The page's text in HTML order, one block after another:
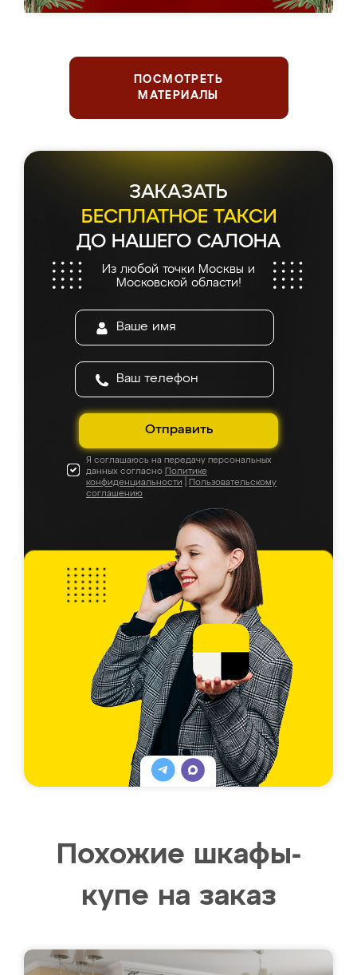
ПОСМОТРЕТЬ
МАТЕРИАЛЫ
ЗАКАЗАТЬ
БЕСПЛАТНОЕ ТАКСИ
ДО НАШЕГО САЛОНА
Из любой точки Москвы и
Московской области!
Отправить
Я соглашаюсь на передачу персональных
данных согласно Политике
конфиденциальности
Пользовательскому
соглашению
Похожие шкафы-
купе на заказ